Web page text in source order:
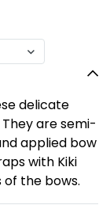
delicate
are semi-
applied bow
with Kiki
the bows.